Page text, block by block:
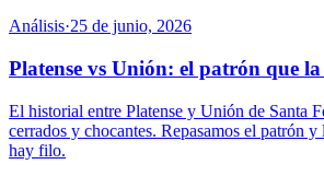
Análisis·25 de junio, 2026
Platense vs Unión: el patrón que
El historial entre Platense y Unión de Santa
cerrados y chocantes. Repasamos el patrón
hay filo.